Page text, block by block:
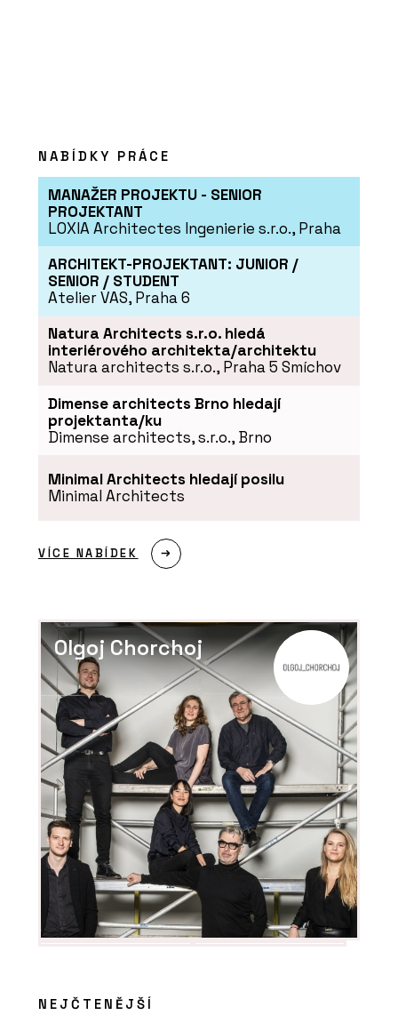
PRODUKTY
Program Artlantis RT²
ČLÁNKY
archicadovské know-how přímo od
zdroje
PRODUKTY
Aplikace Twinmotion - CEGRA
ČLÁNKY
NABÍDKY PRÁCE
MANAŽER PROJEKTU - SENIOR
PROJEKTANT
LOXIA Architectes Ingenierie s.r.o., Praha
ARCHITEKT-PROJEKTANT: JUNIOR /
SENIOR / STUDENT
Atelier VAS, Praha 6
Natura Architects s.r.o. hledá
interiérového architekta/architektu
Natura architects s.r.o., Praha 5 Smíchov
Dimense architects Brno hledají
projektanta/ku
Dimense architects, s.r.o., Brno
Minimal Architects hledají posilu
Minimal Architects
VÍCE NABÍDEK
Olgoj Chorchoj
NEJČTENĚJŠÍ